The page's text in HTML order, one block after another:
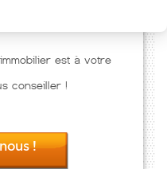
est à votre
conseiller !
!